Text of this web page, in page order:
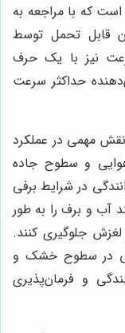
که با مراجعه به
قابل تحمل توسط
نیز با یک حرف
حداکثر سرعت
مهمی در عملکرد
و سطوح جاده
در شرایط برفی
آب و برف را به طور
جلوگیری کنند.
در سطوح خشک و
و فرمان‌پذیری